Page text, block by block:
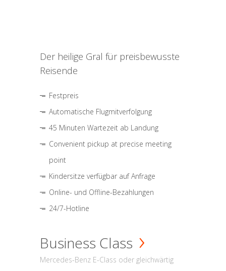
Der heilige Gral für preisbewusste
Reisende
Festpreis
Automatische Flugmitverfolgung
45 Minuten Wartezeit ab Landung
Convenient pickup at precise meeting
point
Kindersitze verfügbar auf Anfrage
Online- und Offline-Bezahlungen
24/7-Hotline
Business Class
Mercedes-Benz E-Class oder gleichwärtig